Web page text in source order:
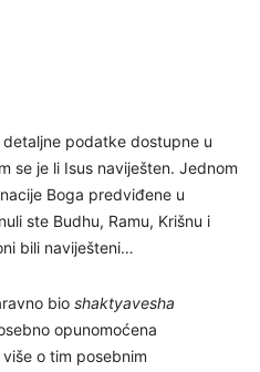
detaljne podatke dostupne u
se je li Isus naviješten. Jednom
Boga predviđene u
ste Budhu, Ramu, Krišnu i
bili naviješteni…
bio shaktyavesha
opunomoćena
o tim posebnim